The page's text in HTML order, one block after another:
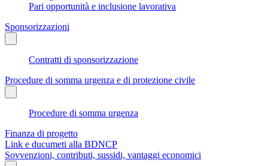
Pari opportunità e inclusione lavorativa
Sponsorizzazioni
Contratti di sponsorizzazione
Procedure di somma urgenza e di protezione civile
Procedure di somma urgenza
Finanza di progetto
Link e ducumeti alla BDNCP
Sovvenzioni, contributi, sussidi, vantaggi economici